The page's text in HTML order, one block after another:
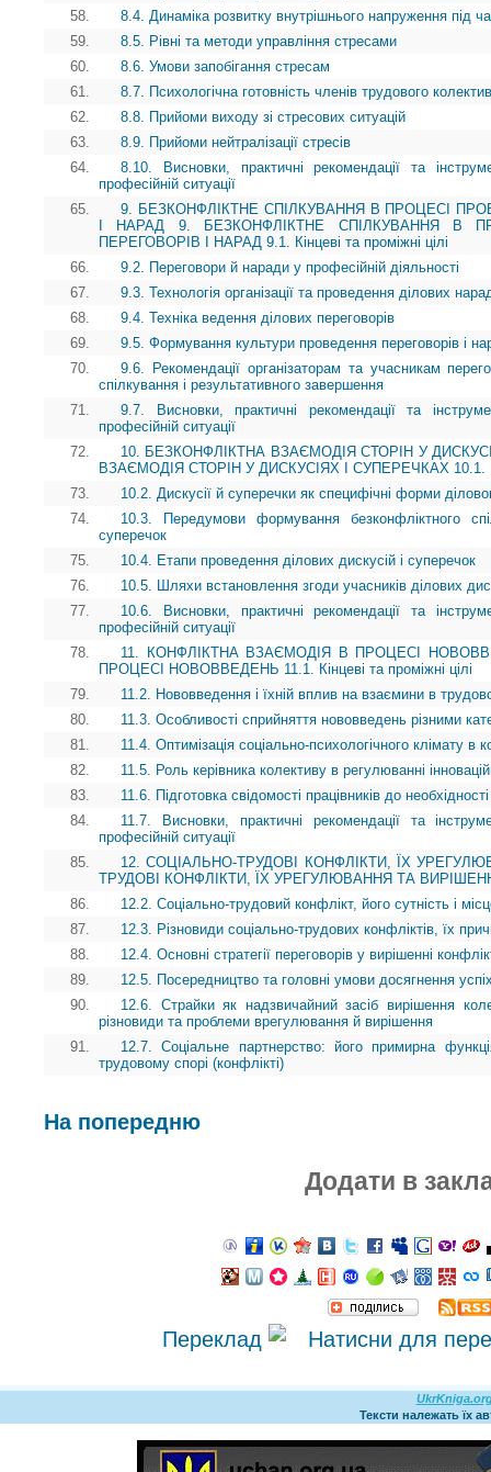
58.
8.4. Динаміка розвитку внутрішнього напруження під
59.
8.5. Рівні та методи управління стресами
60.
8.6. Умови запобігання стресам
61.
8.7. Психологічна готовність членів трудового
62.
8.8. Прийоми виходу зі стресових ситуацій
63.
8.9. Прийоми нейтралізації стресів
64.
8.10. Висновки, практичні рекомендації та
професійній ситуації
65.
9. БЕЗКОНФЛІКТНЕ СПІЛКУВАННЯ В ПРОЦЕСІ
І НАРАД 9. БЕЗКОНФЛІКТНЕ СПІЛКУВАННЯ В
ПЕРЕГОВОРІВ І НАРАД 9.1. Кінцеві та проміжні цілі
66.
9.2. Переговори й наради у професійній діяльності
67.
9.3. Технологія організації та проведення ділових
68.
9.4. Техніка ведення ділових переговорів
69.
9.5. Формування культури проведення переговорів і
70.
9.6. Рекомендації організаторам та учасникам
спілкування і результативного завершення
71.
9.7. Висновки, практичні рекомендації та
професійній ситуації
72.
10. БЕЗКОНФЛІКТНА ВЗАЄМОДІЯ СТОРІН У
ВЗАЄМОДІЯ СТОРІН У ДИСКУСІЯХ І СУПЕРЕЧКАХ 10.1.
73.
10.2. Дискусії й суперечки як специфічні форми
74.
10.3. Передумови формування безконфліктного
суперечок
75.
10.4. Етапи проведення ділових дискусій і суперечок
76.
10.5. Шляхи встановлення згоди учасників ділових
77.
10.6. Висновки, практичні рекомендації та
професійній ситуації
78.
11. КОНФЛІКТНА ВЗАЄМОДІЯ В ПРОЦЕСІ
ПРОЦЕСІ НОВОВВЕДЕНЬ 11.1. Кінцеві та проміжні цілі
79.
11.2. Нововведення і їхній вплив на взаємини в
80.
11.3. Особливості сприйняття нововведень різними
81.
11.4. Оптимізація соціально-психологічного клімату в
82.
11.5. Роль керівника колективу в регулюванні
83.
11.6. Підготовка свідомості працівників до необхідності
84.
11.7. Висновки, практичні рекомендації та
професійній ситуації
85.
12. СОЦІАЛЬНО-ТРУДОВІ КОНФЛІКТИ, ЇХ
ТРУДОВІ КОНФЛІКТИ, ЇХ УРЕГУЛЮВАННЯ ТА ВИРІШЕННЯ
86.
12.2. Соціально-трудовий конфлікт, його сутність і
87.
12.3. Різновиди соціально-трудових конфліктів, їх
88.
12.4. Основні стратегії переговорів у вирішенні
89.
12.5. Посередництво та головні умови досягнення
90.
12.6. Страйки як надзвичайний засіб вирішення
різновиди та проблеми врегулювання й вирішення
91.
12.7. Соціальне партнерство: його примирна
трудовому спорі (конфлікті)
На попередню
Додати в
Переклад
Тексти належать їх